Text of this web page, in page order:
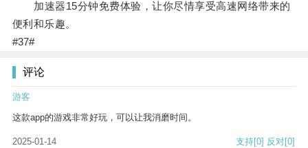
加速器15分钟免费体验，让你尽情享受高速网络带来的
便利和乐趣。
#37#
评论
游客
这款app的游戏非常好玩，可以让我消磨时间。
2025-01-14 支持[0] 反对[0]